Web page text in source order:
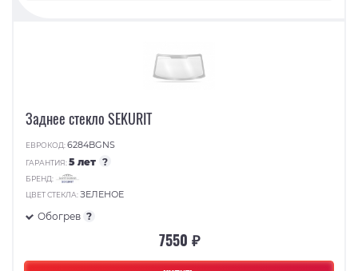
Заднее стекло SEKURIT
ЕВРОКОД:6284BGNS
ГАРАНТИЯ:5 лет ?
БРЕНД:
ЦВЕТ СТЕКЛА:ЗЕЛЕНОЕ
Обогрев ?
7550 ₽